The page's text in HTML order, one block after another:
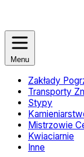
Menu
Zakłady
Transporty
Stypy
Mistrzowie
Kwiaciarnie
Inne